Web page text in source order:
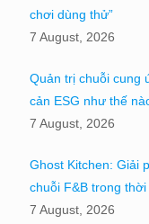
chơi dùng thử”
7 August, 2026
Quản trị chuỗi cung
cản ESG như thế
7 August, 2026
Ghost Kitchen: Giải
chuỗi F&B trong
7 August, 2026